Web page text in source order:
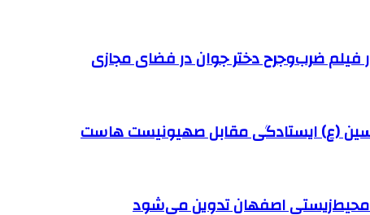
فیلم ضرب‌وجرح دختر جوان در فضای مجازی
(ع) ایستادگی مقابل صهیونیست هاست
محیط‌زیستی اصفهان تدوین می‌شود